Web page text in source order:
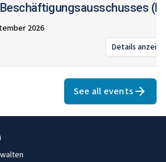
2026
Details :
See all events